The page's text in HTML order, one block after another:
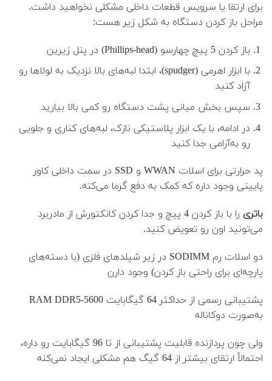
برای ارتقا یا سرویس قطعات داخلی مشکلی نخواهید داشت.
مراحل باز کردن دستگاه به شکل زیر هست:
باز کردن 5 پیچ چهارسو (Phillips-head) در پنل زیرین
با ابزار اهرمی (spudger)، ابتدا لبه‌های بالا نزدیک به لولاها رو
آزاد کنید
سپس بخش میانی پشت دستگاه رو کمی بالا بیارید
در ادامه، با یک ابزار پلاستیکی نازک، لبه‌های کناری و جلویی
رو به‌آرامی جدا کنید
پد حرارتی برای اسلات WWAN و SSD در سمت داخلی کاور
پایینی وجود داره که کمک به دفع گرما می‌کنه.
باتری
را با باز کردن 4 پیچ و جدا کردن کانکتورش از مادربرد
می‌تونید اون رو تعویض کنید.
دو اسلات رم SODIMM در زیر شیلدهای فلزی (با دسته‌های
پارچه‌ای برای راحتی باز کردن) وجود دارن
پشتیبانی رسمی از حداکثر 64 گیگابایت RAM DDR5-5600
به‌صورت دوکاناله
ولی چون پردازنده قابلیت پشتیبانی از تا 96 گیگابایت رو داره،
احتمالاً ارتقای بیشتر از 64 گیگ هم مشکلی ایجاد نمی‌کنه